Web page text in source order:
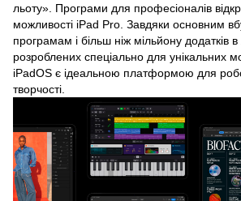
льоту». Програми для професіоналів
можливості iPad Pro. Завдяки основним
програмам і більш ніж мільйону додатків
розроблених спеціально для унікальних
iPadOS є ідеальною платформою для
творчості.